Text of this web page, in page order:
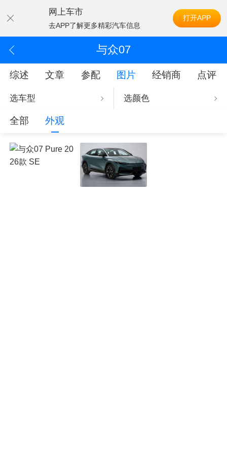
网上车市
去APP了解更多精彩汽车信息
打开APP
与众07
综述 文章 参配 图片 经销商 点评
选车型 选颜色
全部 外观